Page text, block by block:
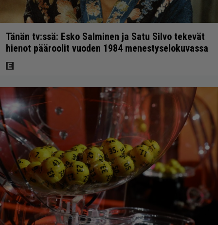
Tänän tv:ssä: Esko Salminen ja Satu Silvo tekevät
hienot pääroolit vuoden 1984 menestyselokuvassa